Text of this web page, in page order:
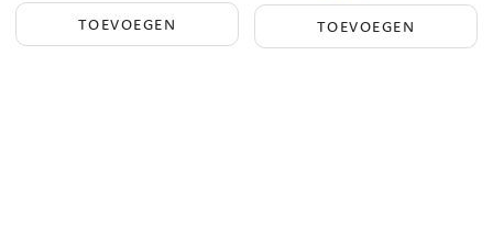
TOEVOEGEN TOEVOEGEN